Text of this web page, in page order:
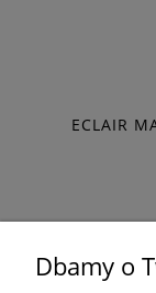
ECLAIR
Dbamy o